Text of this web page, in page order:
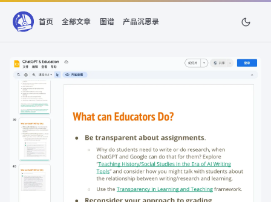
首页 全部文章 图谱 产品沉思录